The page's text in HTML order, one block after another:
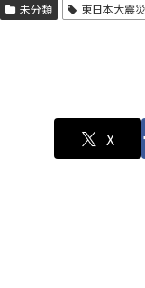
未分類 東日本大震災
X